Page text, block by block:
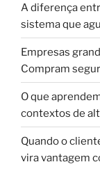
A diferença
sistema que
Empresas
Compram
O que
contextos de
Quando o
vira vantagem